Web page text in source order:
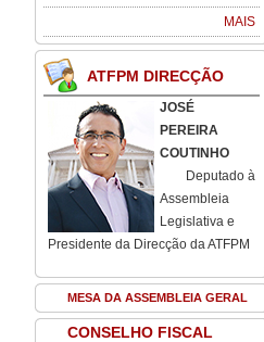
MAIS
ATFPM DIRECÇÃO
JOSÉ
PEREIRA
COUTINHO
Deputado à
Assembleia
Legislativa e
Presidente da Direcção da ATFPM
MESA DA ASSEMBLEIA GERAL
CONSELHO FISCAL